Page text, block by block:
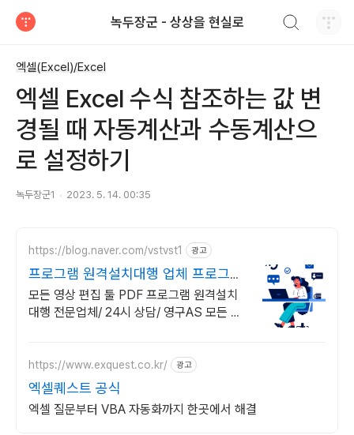
녹두장군 - 상상을 현실로
엑셀(Excel)/Excel
엑셀 Excel 수식 참조하는 값 변
경될 때 자동계산과 수동계산으
로 설정하기
녹두장군1 2023. 5. 14. 00:35
https://blog.naver.com/vstvst1 광고
프로그램 원격설치대행 업체 프로그램
원격설치대행 전문
모든 영상 편집 툴 PDF 프로그램 원격설치
대행 전문업체/ 24시 상담/ 영구AS 모든 영
https://www.exquest.co.kr/ 광고
엑셀퀘스트 공식
엑셀 질문부터 VBA 자동화까지 한곳에서 해결